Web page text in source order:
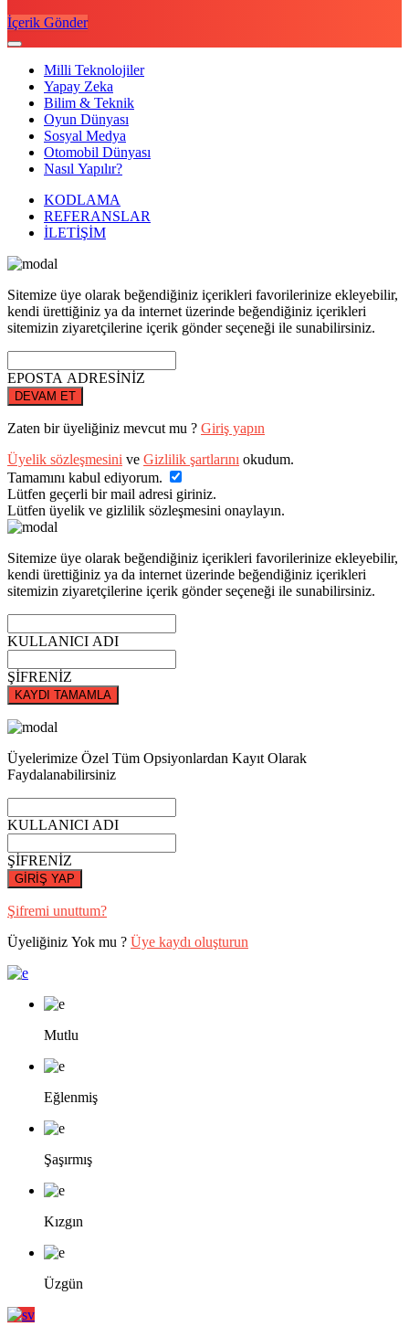
İçerik Gönder
Milli Teknolojiler
Yapay Zeka
Bilim & Teknik
Oyun Dünyası
Sosyal Medya
Otomobil Dünyası
Nasıl Yapılır?
KODLAMA
REFERANSLAR
İLETİŞİM
Sitemize üye olarak beğendiğiniz içerikleri favorilerinize ekleyebilir,
kendi ürettiğiniz ya da internet üzerinde beğendiğiniz içerikleri
sitemizin ziyaretçilerine içerik gönder seçeneği ile sunabilirsiniz.
EPOSTA ADRESİNİZ
DEVAM ET
Zaten bir üyeliğiniz mevcut mu ? Giriş yapın
Üyelik sözleşmesini ve Gizlilik şartlarını okudum.
Tamamını kabul ediyorum.
Lütfen geçerli bir mail adresi giriniz.
Lütfen üyelik ve gizlilik sözleşmesini onaylayın.
Sitemize üye olarak beğendiğiniz içerikleri favorilerinize ekleyebilir,
kendi ürettiğiniz ya da internet üzerinde beğendiğiniz içerikleri
sitemizin ziyaretçilerine içerik gönder seçeneği ile sunabilirsiniz.
KULLANICI ADI
ŞİFRENİZ
KAYDI TAMAMLA
Üyelerimize Özel Tüm Opsiyonlardan Kayıt Olarak
Faydalanabilirsiniz
KULLANICI ADI
ŞİFRENİZ
GİRİŞ YAP
Şifremi unuttum?
Üyeliğiniz Yok mu ? Üye kaydı oluşturun
Mutlu
Eğlenmiş
Şaşırmış
Kızgın
Üzgün